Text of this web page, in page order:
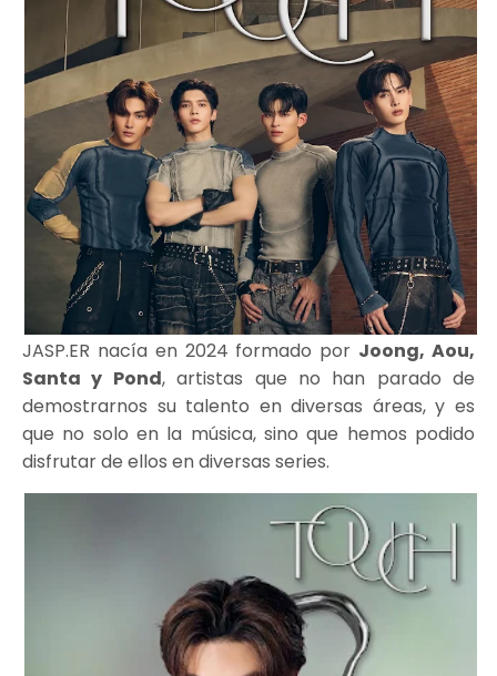
JASP.ER nacía en 2024 formado por Joong, Aou,
Santa y Pond, artistas que no han parado de
demostrarnos su talento en diversas áreas, y es
que no solo en la música, sino que hemos podido
disfrutar de ellos en diversas series.